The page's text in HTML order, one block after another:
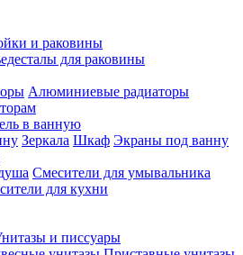
и раковины
для раковины
Алюминиевые радиаторы
в ванную
Зеркала Шкаф Экраны под ванну
Смесители для умывальника
для кухни
и писсуары